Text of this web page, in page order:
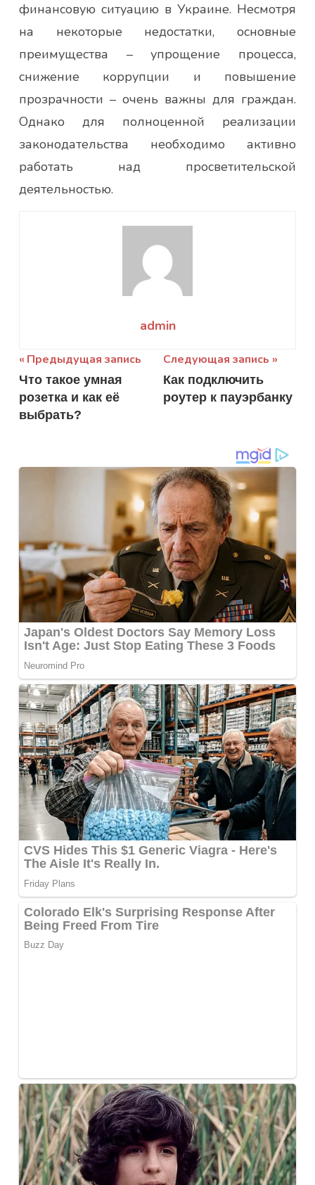
финансовую ситуацию в Украине. Несмотря
на некоторые недостатки, основные
преимущества – упрощение процесса,
снижение коррупции и повышение
прозрачности – очень важны для граждан.
Однако для полноценной реализации
законодательства необходимо активно
работать над просветительской
деятельностью.
admin
Навигация
по
записям
Предыдущая запись
Что такое умная
розетка и как её
выбрать?
Следующая запись
Как подключить
роутер к пауэрбанку